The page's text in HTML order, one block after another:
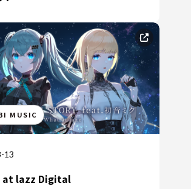
MUSIC
13
at lazz Digital